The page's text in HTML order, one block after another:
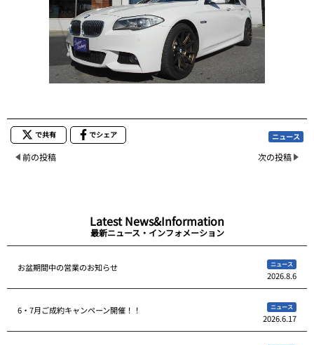
で共有 でシェア ニュース
前の投稿 次の投稿
Latest News&Information
最新ニュース・インフォメーション
お盆期間中の営業のお知らせ ニュース
2026.8.6
6・7月ご成約キャンペーン開催！！ ニュース
2026.6.17